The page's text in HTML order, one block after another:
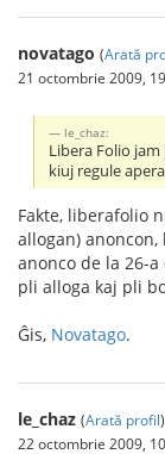
novatago (Arată
21 octombrie 2009,
le_chaz:
Libera Folio
kiuj regule
Fakte, liberafolio
allogan)
anonco de la 26-
pli alloga kaj pli
Ĝis, Novatago.
le_chaz (Arată profil)
22 octombrie 2009,